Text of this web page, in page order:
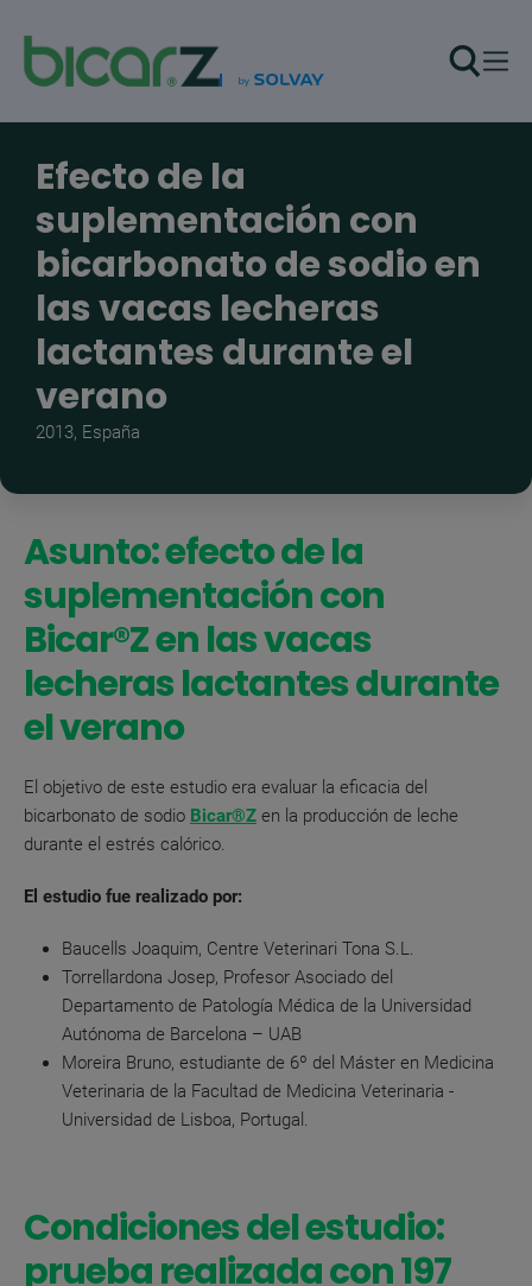
Pasar al contenido principal
Efecto de la
suplementación con
bicarbonato de sodio en
las vacas lecheras
lactantes durante el
verano
2013, España
Asunto: efecto de la
suplementación con
Bicar®Z en las vacas
lecheras lactantes durante
el verano
El objetivo de este estudio era evaluar la eficacia del
bicarbonato de sodio Bicar®Z en la producción de leche
durante el estrés calórico.
El estudio fue realizado por:
Baucells Joaquim, Centre Veterinari Tona S.L.
Torrellardona Josep, Profesor Asociado del
Departamento de Patología Médica de la Universidad
Autónoma de Barcelona – UAB
Moreira Bruno, estudiante de 6º del Máster en Medicina
Veterinaria de la Facultad de Medicina Veterinaria -
Universidad de Lisboa, Portugal.
Condiciones del estudio:
prueba realizada con 197